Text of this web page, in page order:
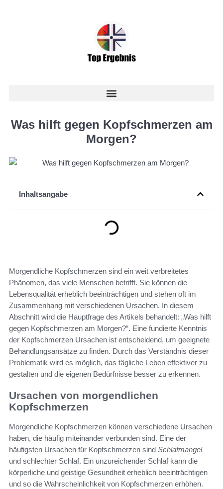
Was hilft gegen Kopfschmerzen am
Morgen?
Inhaltsangabe
Morgendliche Kopfschmerzen sind ein weit verbreitetes
Phänomen, das viele Menschen betrifft. Sie können die
Lebensqualität erheblich beeinträchtigen und stehen oft im
Zusammenhang mit verschiedenen Ursachen. In diesem
Abschnitt wird die Hauptfrage des Artikels behandelt: „Was hilft
gegen Kopfschmerzen am Morgen?“. Eine fundierte Kenntnis
der Kopfschmerzen Ursachen ist entscheidend, um geeignete
Behandlungsansätze zu finden. Durch das Verständnis dieser
Problematik wird es möglich, das tägliche Leben effektiver zu
gestalten und die eigenen Bedürfnisse besser zu erkennen.
Ursachen von morgendlichen
Kopfschmerzen
Morgendliche Kopfschmerzen können verschiedene Ursachen
haben, die häufig miteinander verbunden sind. Eine der
häufigsten Ursachen für Kopfschmerzen sind Schlafmangel
und schlechter Schlaf. Ein unzureichender Schlaf kann die
körperliche und geistige Gesundheit erheblich beeinträchtigen
und so die Wahrscheinlichkeit von Kopfschmerzen erhöhen.